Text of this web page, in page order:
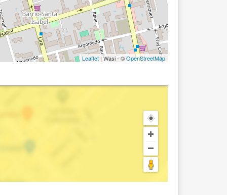
Leaflet | Wasi - ©OpenStreetMap